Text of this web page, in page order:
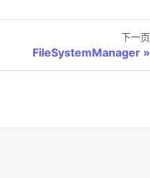
下一页
FileSystemManager